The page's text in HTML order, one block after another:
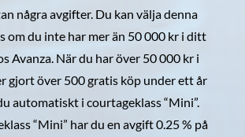
några avgifter. Du kan välja denna
om du inte har mer än 50 000 kr i ditt
Avanza. När du har över 50 000 kr i
gjort över 500 gratis köp under ett år
automatiskt i courtageklass “Mini”.
“Mini” har du en avgift 0.25 % på